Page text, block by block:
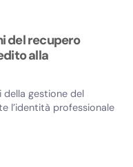
del recupero
alla
della gestione del
l’identità professionale